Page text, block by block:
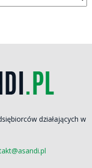
działających w